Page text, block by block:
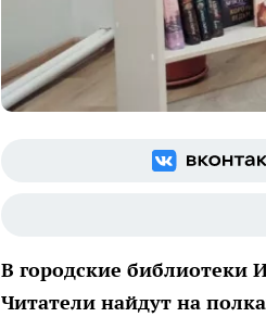
В городские библиотеки
Читатели найдут на